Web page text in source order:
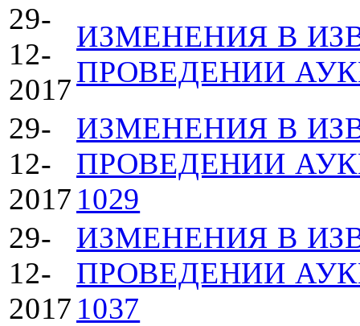
29-
12-
2017
ИЗМЕНЕНИЯ В
ПРОВЕДЕНИИ
29-
12-
2017
ИЗМЕНЕНИЯ В
ПРОВЕДЕНИИ
1029
29-
12-
2017
ИЗМЕНЕНИЯ В
ПРОВЕДЕНИИ
1037